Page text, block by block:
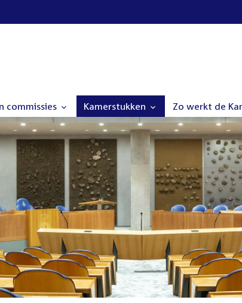
commissies Kamerstukken Zo werkt de